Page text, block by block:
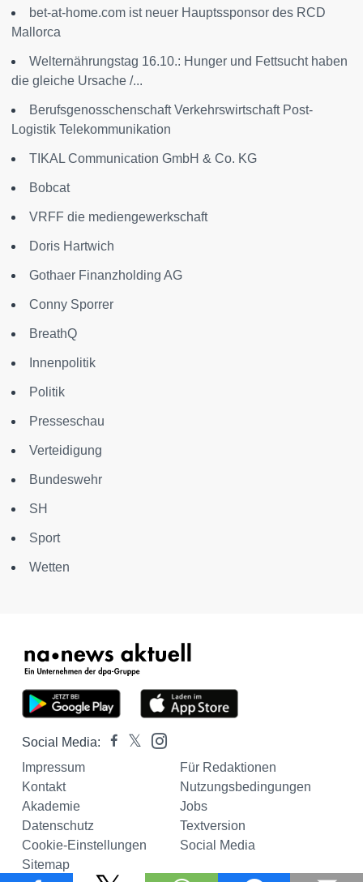
bet-at-home.com ist neuer Hauptssponsor des RCD
Mallorca
Welternährungstag 16.10.: Hunger und Fettsucht haben
die gleiche Ursache /...
Berufsgenosschenschaft Verkehrswirtschaft Post-
Logistik Telekommunikation
TIKAL Communication GmbH & Co. KG
Bobcat
VRFF die mediengewerkschaft
Doris Hartwich
Gothaer Finanzholding AG
Conny Sporrer
BreathQ
Innenpolitik
Politik
Presseschau
Verteidigung
Bundeswehr
SH
Sport
Wetten
Social Media:
Impressum
Für Redaktionen
Kontakt
Nutzungsbedingungen
Akademie
Jobs
Datenschutz
Textversion
Cookie-Einstellungen
Social Media
Sitemap